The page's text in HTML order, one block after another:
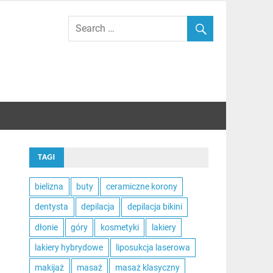
TAGI
bielizna buty ceramiczne korony
dentysta depilacja depilacja bikini
dłonie góry kosmetyki lakiery
lakiery hybrydowe liposukcja laserowa
makijaż masaż masaż klasyczny